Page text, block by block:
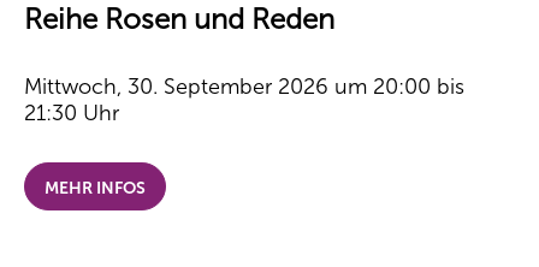
Reihe Rosen und Reden
Mittwoch, 30. September 2026 um 20:00 bis
21:30 Uhr
MEHR INFOS